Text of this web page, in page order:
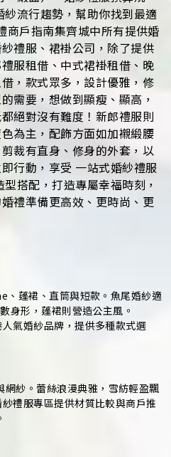
流行趨勢，幫助你找到最適
商戶指南集齊城中所有提供婚
禮服、裙褂公司，除了提供
服租借、中式裙褂租借、晚
，款式眾多，設計優雅，修
需要，想做到顯瘦、顯高，
絕對沒有難度！新郎禮服則
為主，配飾方面如加襯緞腰
裁有直身、修身的外套，以
行動，享受 一站式婚紗禮服
搭配，打造專屬幸福時刻，
禮準備更高效、更時尚、更
、蓬裙、直筒與短款。魚尾婚紗適
身形，蓬裙則營造公主風。
氣婚紗品牌，提供多種款式選
紗。蕾絲浪漫典雅，雪紡輕盈飄
禮服專區提供材質比較與商戶推